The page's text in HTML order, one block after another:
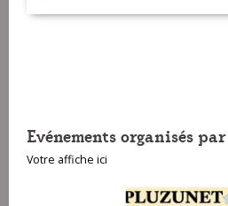
Evénements organisés
Votre affiche ici